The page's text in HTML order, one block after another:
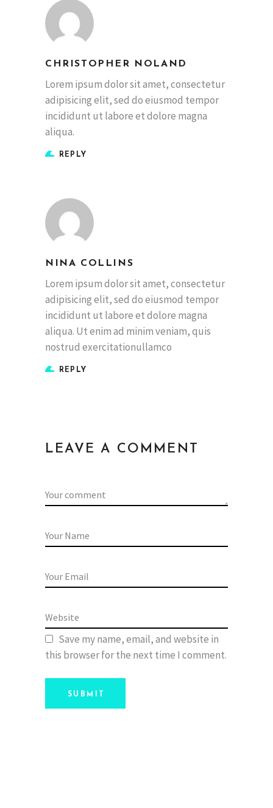
CHRISTOPHER NOLAND
Lorem ipsum dolor sit amet, consectetur
adipisicing elit, sed do eiusmod tempor
incididunt ut labore et dolore magna
aliqua.
REPLY
NINA COLLINS
Lorem ipsum dolor sit amet, consectetur
adipisicing elit, sed do eiusmod tempor
incididunt ut labore et dolore magna
aliqua. Ut enim ad minim veniam, quis
nostrud exercitationullamco
REPLY
LEAVE A COMMENT
Save my name, email, and website in
this browser for the next time I comment.
SUBMIT